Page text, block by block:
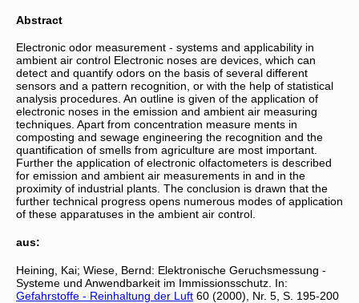
Abstract
Electronic odor measurement - systems and applicability in
ambient air control Electronic noses are devices, which can
detect and quantify odors on the basis of several different
sensors and a pattern recognition, or with the help of statistical
analysis procedures. An outline is given of the application of
electronic noses in the emission and ambient air measuring
techniques. Apart from concentration measure ments in
composting and sewage engineering the recognition and the
quantification of smells from agriculture are most important.
Further the application of electronic olfactometers is described
for emission and ambient air measurements in and in the
proximity of industrial plants. The conclusion is drawn that the
further technical progress opens numerous modes of application
of these apparatuses in the ambient air control.
aus:
Heining, Kai; Wiese, Bernd: Elektronische Geruchsmessung -
Systeme und Anwendbarkeit im Immissionsschutz. In:
Gefahrstoffe - Reinhaltung der Luft 60 (2000), Nr. 5, S. 195-200